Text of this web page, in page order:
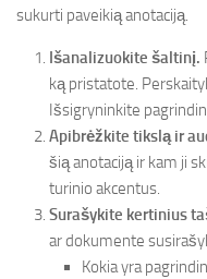
sukurti paveikią anotaciją.
Išanalizuokite šaltinį.
ką pristatote.
Išsigryninkite
Apibrėžkite tikslą ir
šią anotaciją ir kam ji
turinio akcentus.
Surašykite kertinius
ar dokumente
Kokia yra